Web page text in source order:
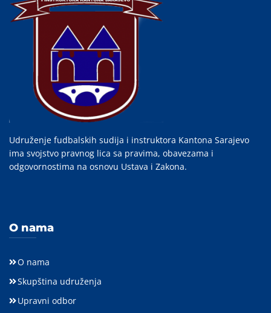
Udruženje fudbalskih sudija i instruktora Kantona Sarajevo
ima svojstvo pravnog lica sa pravima, obavezama i
odgovornostima na osnovu Ustava i Zakona.
O nama
O nama
Skupština udruženja
Upravni odbor